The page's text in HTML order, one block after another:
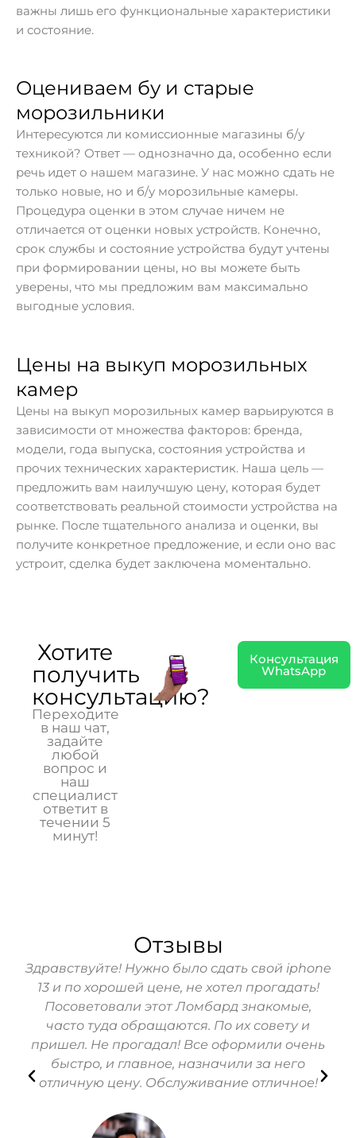
важны лишь его функциональные характеристики
и состояние.
Оцениваем бу и старые
морозильники
Интересуются ли комиссионные магазины б/у
техникой? Ответ — однозначно да, особенно если
речь идет о нашем магазине. У нас можно сдать не
только новые, но и б/у морозильные камеры.
Процедура оценки в этом случае ничем не
отличается от оценки новых устройств. Конечно,
срок службы и состояние устройства будут учтены
при формировании цены, но вы можете быть
уверены, что мы предложим вам максимально
выгодные условия.
Цены на выкуп морозильных
камер
Цены на выкуп морозильных камер варьируются в
зависимости от множества факторов: бренда,
модели, года выпуска, состояния устройства и
прочих технических характеристик. Наша цель —
предложить вам наилучшую цену, которая будет
соответствовать реальной стоимости устройства на
рынке. После тщательного анализа и оценки, вы
получите конкретное предложение, и если оно вас
устроит, сделка будет заключена моментально.
Хотите
получить
консультацию?
Переходите
в наш чат,
задайте
любой
вопрос и
наш
специалист
ответит в
течении 5
минут!
Консультация
WhatsApp
Отзывы
Здравствуйте! Нужно было сдать свой iphone
13 и по хорошей цене, не хотел прогадать!
Посоветовали этот Ломбард знакомые,
часто туда обращаются. По их совету и
пришел. Не прогадал! Все оформили очень
быстро, и главное, назначили за него
отличную цену. Обслуживание отличное!